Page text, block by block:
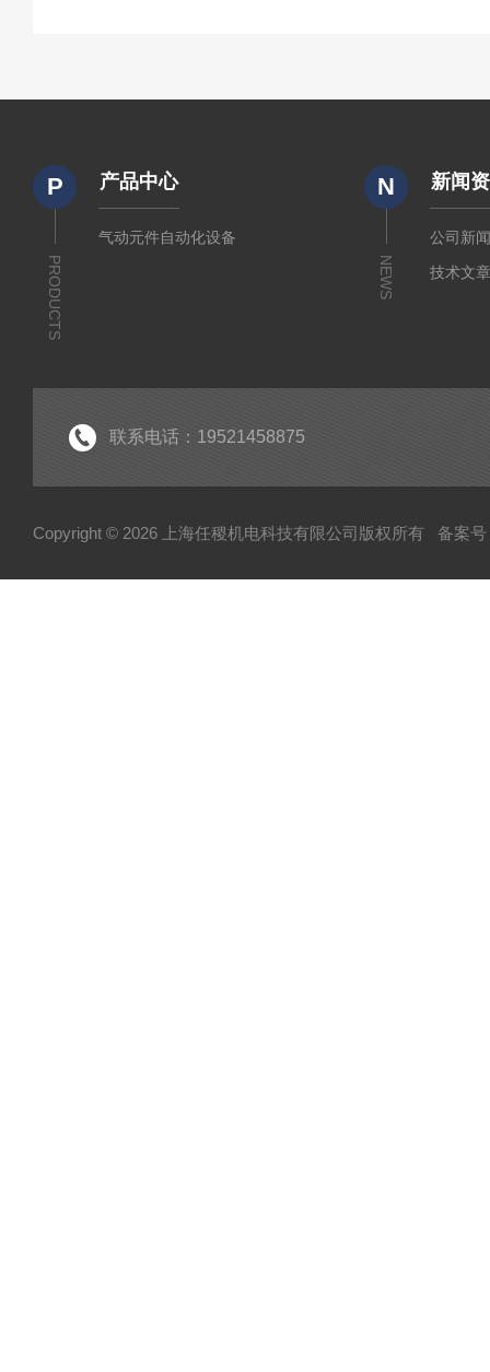
P
PRODUCTS
产品中心
气动元件自动化设备
N
NEWS
新闻
公司新
技术文
联系电话：19521458875
Copyright © 2026 上海任稷机电科技有限公司版权所有 备案号